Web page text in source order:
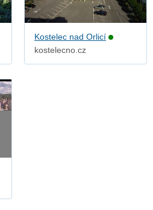
Kostelec nad Orlicí
kostelecno.cz